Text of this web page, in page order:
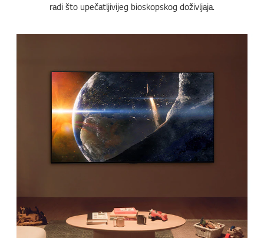
radi što upečatljivijeg bioskopskog doživljaja.